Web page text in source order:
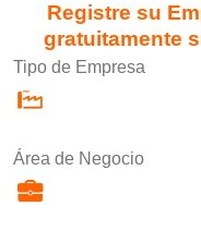
Registre su
gratuitamente
Tipo de Empresa
Área de Negocio